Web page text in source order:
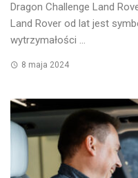
Dragon Challenge Land
Land Rover od lat jest
wytrzymałości ...
8 maja 2024